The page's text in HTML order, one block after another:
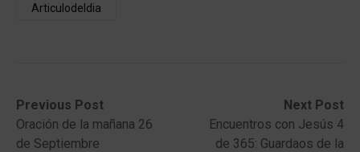
Articulodeldia
Post
navigation
Previous Post
Previous
post:Oración de la mañana 26
de Septiembre
Next Post
Next
post:
Encuentros con Jesús 4
de 365: Guardaos de la